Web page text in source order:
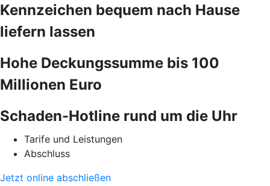
Kennzeichen bequem nach Hause
liefern lassen
Hohe Deckungssumme bis 100
Millionen Euro
Schaden-Hotline rund um die Uhr
Tarife und Leistungen
Abschluss
Jetzt online abschließen